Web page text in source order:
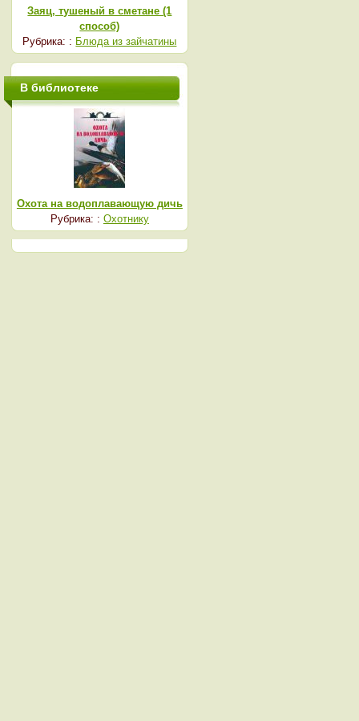
Заяц, тушеный в сметане (1
способ)
Рубрика: : Блюда из зайчатины
В библиотеке
Охота на водоплавающую дичь
Рубрика: : Охотнику